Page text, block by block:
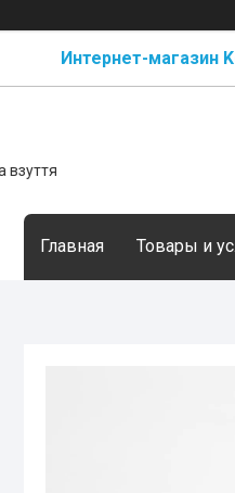
Интернет-
взуття
Главная Товары и